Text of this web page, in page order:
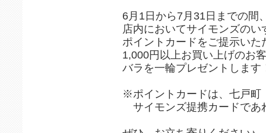
6月1日から7月31日までの間
店内においてサイモンズのい
ポイントカードをご提示いた
1,000円以上お買い上げのお
バラを一輪プレゼントします
※ポイントカードは、七戸町
サイモンズ提携カードであ